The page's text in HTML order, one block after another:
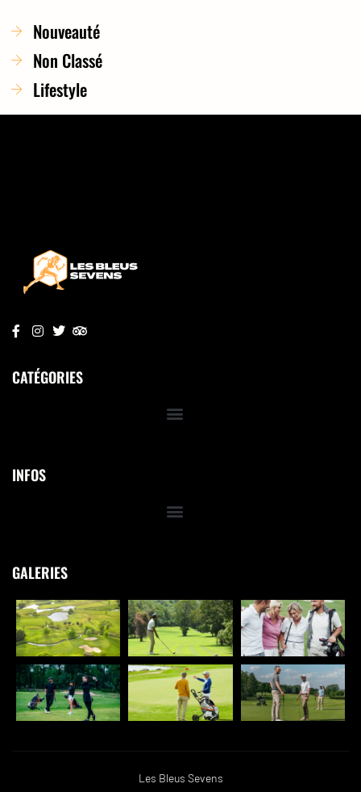
Nouveauté
Non Classé
Lifestyle
CATÉGORIES
INFOS
GALERIES
Les Bleus Sevens